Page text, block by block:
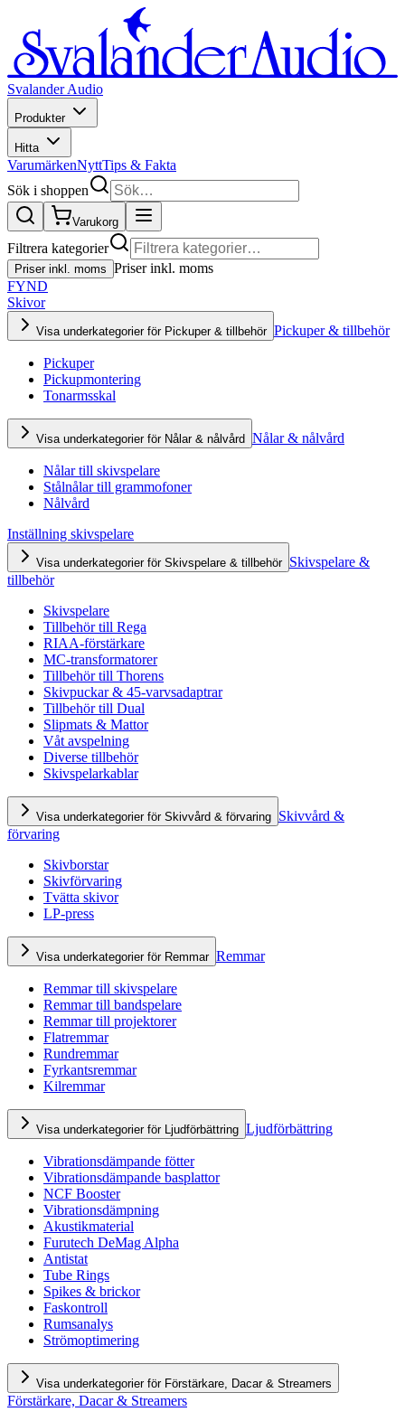
Svalander Audio
Produkter
Hitta
VarumärkenNyttTips & Fakta
Sök i shoppen
Varukorg
Filtrera kategorier
Priser inkl. moms Priser inkl. moms
FYND
Skivor
Visa underkategorier för Pickuper & tillbehör Pickuper & tillbehör
Pickuper
Pickupmontering
Tonarmsskal
Visa underkategorier för Nålar & nålvård Nålar & nålvård
Nålar till skivspelare
Stålnålar till grammofoner
Nålvård
Inställning skivspelare
Visa underkategorier för Skivspelare & tillbehör Skivspelare &
tillbehör
Skivspelare
Tillbehör till Rega
RIAA-förstärkare
MC-transformatorer
Tillbehör till Thorens
Skivpuckar & 45-varvsadaptrar
Tillbehör till Dual
Slipmats & Mattor
Våt avspelning
Diverse tillbehör
Skivspelarkablar
Visa underkategorier för Skivvård & förvaring Skivvård &
förvaring
Skivborstar
Skivförvaring
Tvätta skivor
LP-press
Visa underkategorier för Remmar Remmar
Remmar till skivspelare
Remmar till bandspelare
Remmar till projektorer
Flatremmar
Rundremmar
Fyrkantsremmar
Kilremmar
Visa underkategorier för Ljudförbättring Ljudförbättring
Vibrationsdämpande fötter
Vibrationsdämpande basplattor
NCF Booster
Vibrationsdämpning
Akustikmaterial
Furutech DeMag Alpha
Antistat
Tube Rings
Spikes & brickor
Faskontroll
Rumsanalys
Strömoptimering
Visa underkategorier för Förstärkare, Dacar & Streamers
Förstärkare, Dacar & Streamers